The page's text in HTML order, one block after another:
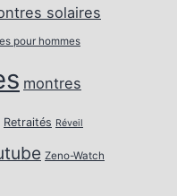
solaires
pour hommes
montres
Retraités Réveil
Zeno-Watch